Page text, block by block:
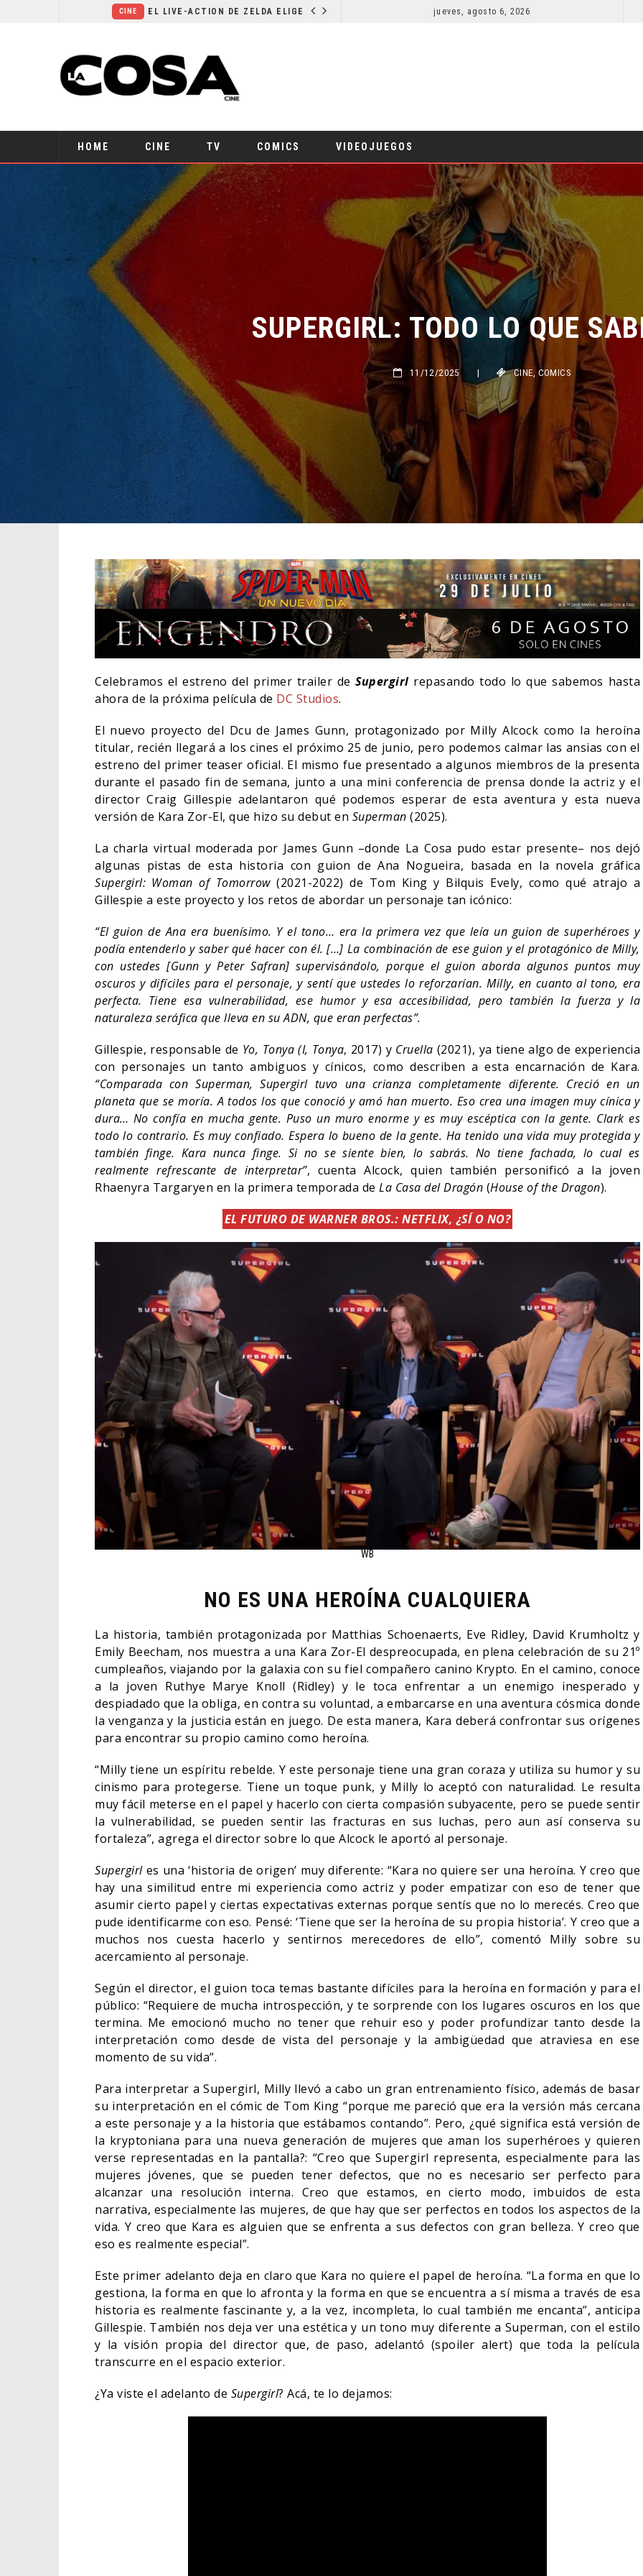
EL LIVE-ACTION DE ZELDA ELIGE A SU VILLANO LA NOCHE DEL DEMONIO: ESTÁN ENTRE NOSOTROS – TRAILER FINAL
jueves, agosto 6, 2026
HOME CINE TV COMICS VIDEOJUEGOS
SUPERGIRL: TODO LO QUE
11/12/2025 COMICS
Celebramos el estreno del primer trailer deSupergirlrepasando todo lo que sabemos hasta
ahora de la próxima película de DC Studios.
El nuevo proyecto del Dcu de James Gunn, protagonizado por Milly Alcock como la heroína
titular, recién llegará a los cines el próximo 25 de junio, pero podemos calmar las ansias con el
estreno del primer teaser oficial. El mismo fue presentado a algunos miembros de la presenta
durante el pasado fin de semana, junto a una mini conferencia de prensa donde la actriz y el
director Craig Gillespie adelantaron qué podemos esperar de esta aventura y esta nueva
versión de Kara Zor-El, que hizo su debut en Superman (2025).
La charla virtual moderada por James Gunn –donde La Cosa pudo estar presente– nos dejó
algunas pistas de esta historia con guion de Ana Nogueira, basada en la novela gráfica
Supergirl: Woman of Tomorrow(2021-2022) de Tom King y Bilquis Evely, como qué atrajo a
Gillespie a este proyecto y los retos de abordar un personaje tan icónico:
“El guion de Ana era buenísimo. Y el tono… era la primera vez que leía un guion de superhéroes y
podía entenderlo y saber qué hacer con él. […] La combinación de ese guion y el protagónico de Milly,
con ustedes [Gunn y Peter Safran] supervisándolo, porque el guion aborda algunos puntos muy
oscuros y difíciles para el personaje, y sentí que ustedes lo reforzarían. Milly, en cuanto al tono, era
perfecta. Tiene esa vulnerabilidad, ese humor y esa accesibilidad, pero también la fuerza y ​​la
naturaleza seráfica que lleva en su ADN, que eran perfectas”.
Gillespie, responsable de Yo, Tonya (I, Tonya, 2017) y Cruella (2021), ya tiene algo de experiencia
con personajes un tanto ambiguos y cínicos, como describen a esta encarnación de Kara.
“Comparada con Superman, Supergirl tuvo una crianza completamente diferente. Creció en un
planeta que se moría. A todos los que conoció y amó han muerto. Eso crea una imagen muy cínica y
dura… No confía en mucha gente. Puso un muro enorme y es muy escéptica con la gente. Clark es
todo lo contrario. Es muy confiado. Espera lo bueno de la gente. Ha tenido una vida muy protegida y
también finge. Kara nunca finge. Si no se siente bien, lo sabrás. No tiene fachada, lo cual es
realmente refrescante de interpretar”, cuenta Alcock, quien también personificó a la joven
Rhaenyra Targaryen en la primera temporada de La Casa del Dragón (House of the Dragon).
EL FUTURO DE WARNER BROS.: NETFLIX, ¿SÍ O NO?
WB
NO ES UNA HEROÍNA CUALQUIERA
La historia, también protagonizada por Matthias Schoenaerts, Eve Ridley, David Krumholtz y
Emily Beecham, nos muestra a una Kara Zor-El despreocupada, en plena celebración de su 21º
cumpleaños, viajando por la galaxia con su fiel compañero canino Krypto. En el camino, conoce
a la joven Ruthye Marye Knoll (Ridley) y le toca enfrentar a un enemigo inesperado y
despiadado que la obliga, en contra su voluntad, a embarcarse en una aventura cósmica donde
la venganza y la justicia están en juego. De esta manera, Kara deberá confrontar sus orígenes
para encontrar su propio camino como heroína.
“Milly tiene un espíritu rebelde. Y este personaje tiene una gran coraza y utiliza su humor y su
cinismo para protegerse. Tiene un toque punk, y Milly lo aceptó con naturalidad. Le resulta
muy fácil meterse en el papel y hacerlo con cierta compasión subyacente, pero se puede sentir
la vulnerabilidad, se pueden sentir las fracturas en sus luchas, pero aun así conserva su
fortaleza”, agrega el director sobre lo que Alcock le aportó al personaje.
Supergirles una ‘historia de origen’ muy diferente: “Kara no quiere ser una heroína. Y creo que
hay una similitud entre mi experiencia como actriz y poder empatizar con eso de tener que
asumir cierto papel y ciertas expectativas externas porque sentís que no lo merecés. Creo que
pude identificarme con eso. Pensé: ‘Tiene que ser la heroína de su propia historia’. Y creo que a
muchos nos cuesta hacerlo y sentirnos merecedores de ello”, comentó Milly sobre su
acercamiento al personaje.
Según el director, el guion toca temas bastante difíciles para la heroína en formación y para el
público: “Requiere de mucha introspección, y te sorprende con los lugares oscuros en los que
termina. Me emocionó mucho no tener que rehuir eso y poder profundizar tanto desde la
interpretación como desde de vista del personaje y la ambigüedad que atraviesa en ese
momento de su vida”.
Para interpretar a Supergirl, Milly llevó a cabo un gran entrenamiento físico, además de basar
su interpretación en el cómic de Tom King “porque me pareció que era la versión más cercana
a este personaje y a la historia que estábamos contando”. Pero, ¿qué significa está versión de
la kryptoniana para una nueva generación de mujeres que aman los superhéroes y quieren
verse representadas en la pantalla?: “Creo que Supergirl representa, especialmente para las
mujeres jóvenes, que se pueden tener defectos, que no es necesario ser perfecto para
alcanzar una resolución interna. Creo que estamos, en cierto modo, imbuidos de esta
narrativa, especialmente las mujeres, de que hay que ser perfectos en todos los aspectos de la
vida. Y creo que Kara es alguien que se enfrenta a sus defectos con gran belleza. Y creo que
eso es realmente especial”.
Este primer adelanto deja en claro que Kara no quiere el papel de heroína. “La forma en que lo
gestiona, la forma en que lo afronta y la forma en que se encuentra a sí misma a través de esa
historia es realmente fascinante y, a la vez, incompleta, lo cual también me encanta”, anticipa
Gillespie. También nos deja ver una estética y un tono muy diferente a Superman, con el estilo
y la visión propia del director que, de paso, adelantó (spoiler alert) que toda la película
transcurre en el espacio exterior.
¿Ya viste el adelanto de Supergirl? Acá, te lo dejamos:
ORLANDO BLOOM AFIRMA
HABER RECHAZADO SER
BATMAN
CINE 05/08/2026
SPIDER-MAN: UN NUEVO
DÍA ESTÁ IMPARABLE
CINE
RESEÑA LA
OLIVIA WILDE
SOBRE LA VIDA
CINE 06/08/2026